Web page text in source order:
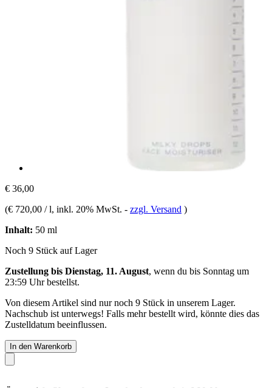
€ 36,00
(€ 720,00 / l, inkl. 20% MwSt. - zzgl. Versand )
Inhalt: 50 ml
Noch 9 Stück auf Lager
Zustellung bis Dienstag, 11. August, wenn du bis Sonntag um
23:59 Uhrbestellst.
Von diesem Artikel sind nur noch 9 Stück in unserem Lager.
Nachschub ist unterwegs! Falls mehr bestellt wird, könnte dies das
Zustelldatum beeinflussen.
In den Warenkorb